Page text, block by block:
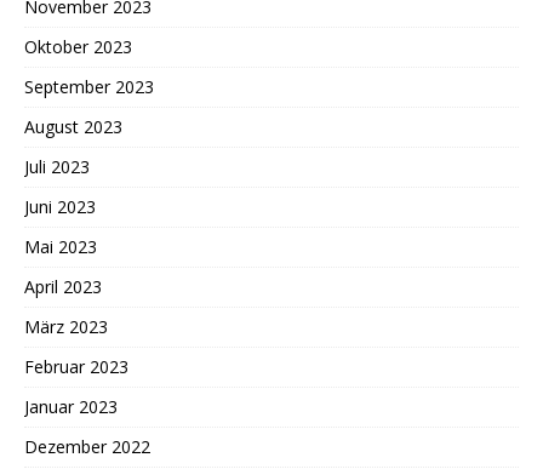
November 2023
Oktober 2023
September 2023
August 2023
Juli 2023
Juni 2023
Mai 2023
April 2023
März 2023
Februar 2023
Januar 2023
Dezember 2022